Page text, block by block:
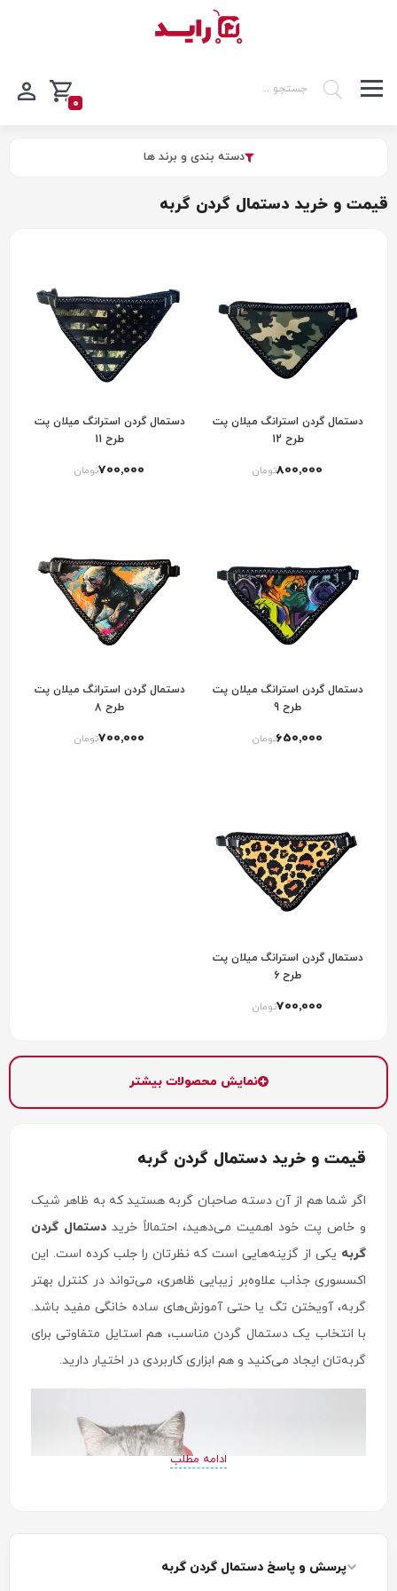
0
دسته بندی و برند ها
قیمت و خرید دستمال گردن گربه
دستمال گردن استرانگ میلان پت
طرح 12
800٬000تومان
دستمال گردن استرانگ میلان پت
طرح 11
700٬000تومان
دستمال گردن استرانگ میلان پت
طرح 9
650٬000تومان
دستمال گردن استرانگ میلان پت
طرح 8
700٬000تومان
دستمال گردن استرانگ میلان پت
طرح 6
700٬000تومان
نمایش محصولات بیشتر
قیمت و خرید دستمال گردن گربه
اگر شما هم از آن دسته صاحبان گربه هستید که به ظاهر شیک
و خاص پت خود اهمیت می‌دهید، احتمالاً خرید دستمال گردن
گربه یکی از گزینه‌هایی است که نظرتان را جلب کرده است. این
اکسسوری جذاب علاوه‌بر زیبایی ظاهری، می‌تواند در کنترل بهتر
گربه، آویختن تگ یا حتی آموزش‌های ساده خانگی مفید باشد.
با انتخاب یک دستمال گردن مناسب، هم استایل متفاوتی برای
گربه‌تان ایجاد می‌کنید و هم ابزاری کاربردی در اختیار دارید.
ادامه مطلب
پرسش و پاسخ دستمال گردن گربه